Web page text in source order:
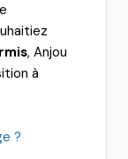
, Anjou
à
?